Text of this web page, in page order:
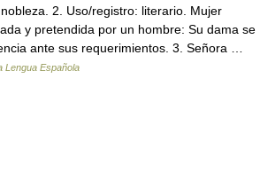
2. Uso/registro: literario. Mujer
y pretendida por un hombre: Su dama se
ante sus requerimientos. 3. Señora …
Lengua Española